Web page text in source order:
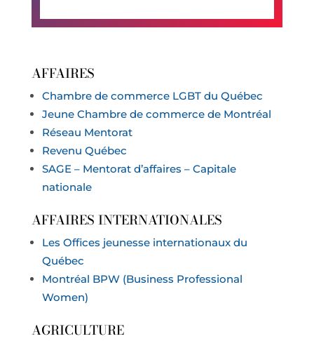
AFFAIRES
Chambre de commerce LGBT du Québec
Jeune Chambre de commerce de Montréal
Réseau Mentorat
Revenu Québec
SAGE – Mentorat d’affaires – Capitale
nationale
AFFAIRES INTERNATIONALES
Les Offices jeunesse internationaux du
Québec
Montréal BPW (Business Professional
Women)
AGRICULTURE